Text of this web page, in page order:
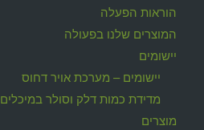
הוראות הפעלה
המוצרים שלנו בפעולה
יישומים
יישומים – מערכת אויר דחוס
מדידת כמות דלק וסולר במיכלים
מוצרים